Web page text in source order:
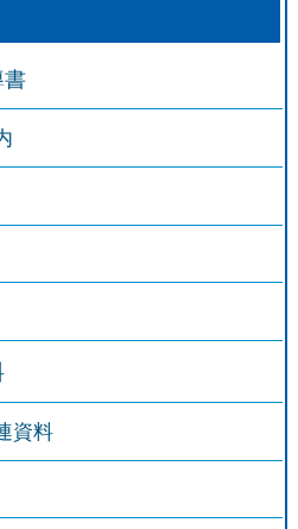
書
資料